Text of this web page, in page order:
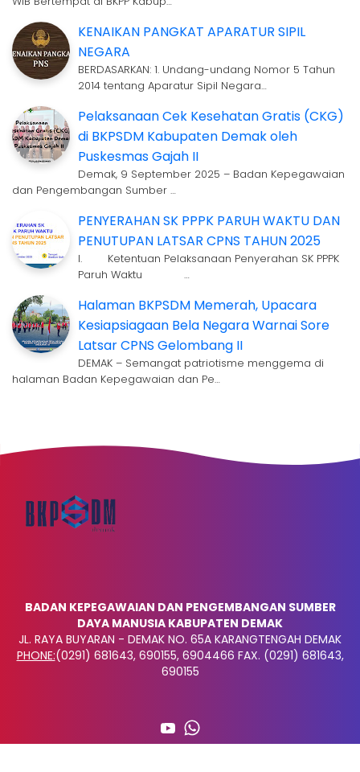
KENAIKAN PANGKAT APARATUR SIPIL
NEGARA
BERDASARKAN: 1. Undang-undang Nomor 5 Tahun
2014 tentang Aparatur Sipil Negara…
Pelaksanaan Cek Kesehatan Gratis (CKG)
di BKPSDM Kabupaten Demak oleh
Puskesmas Gajah II
Demak, 9 September 2025 – Badan Kepegawaian
dan Pengembangan Sumber …
PENYERAHAN SK PPPK PARUH WAKTU DAN
PENUTUPAN LATSAR CPNS TAHUN 2025
I. Ketentuan Pelaksanaan Penyerahan SK PPPK
Paruh Waktu …
Halaman BKPSDM Memerah, Upacara
Kesiapsiagaan Bela Negara Warnai Sore
Latsar CPNS Gelombang II
DEMAK – Semangat patriotisme menggema di
halaman Badan Kepegawaian dan Pe…
BADAN KEPEGAWAIAN DAN PENGEMBANGAN SUMBER
DAYA MANUSIA KABUPATEN DEMAK
JL. RAYA BUYARAN - DEMAK NO. 65A KARANGTENGAH DEMAK
PHONE:(0291) 681643, 690155, 6904466 FAX. (0291) 681643,
690155